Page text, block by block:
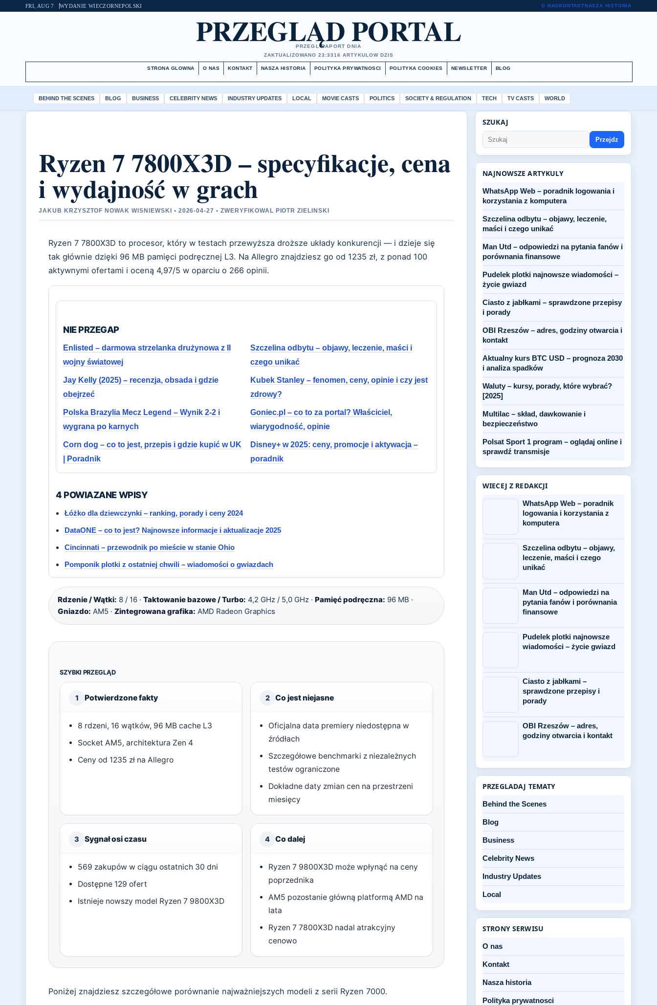
FRI, AUG 7 WYDANIE WIECZORNEPOLSKI O NASKONTAKTNASZA HISTORIA
PRZEGLĄD PORTAL
PRZEGL RAPORT DNIA
ZAKTUALIZOWANO 23:3316 ARTYKULOW DZIS
STRONA GLOWNA O NAS KONTAKT NASZA HISTORIA POLITYKA PRYWATNOSCI POLITYKA COOKIES NEWSLETTER BLOG
BEHIND THE SCENES BLOG BUSINESS CELEBRITY NEWS INDUSTRY UPDATES LOCAL MOVIE CASTS POLITICS SOCIETY & REGULATION TECH TV CASTS WORLD
Ryzen 7 7800X3D – specyfikacje, cena
i wydajność w grach
JAKUB KRZYSZTOF NOWAK WISNIEWSKI • 2026-04-27 • ZWERYFIKOWAL PIOTR ZIELINSKI
Ryzen 7 7800X3D to procesor, który w testach przewyższa droższe układy konkurencji — i dzieje się
tak głównie dzięki 96 MB pamięci podręcznej L3. Na Allegro znajdziesz go od 1235 zł, z ponad 100
aktywnymi ofertami i oceną 4,97/5 w oparciu o 266 opinii.
NIE PRZEGAP
Enlisted – darmowa strzelanka drużynowa z II
wojny światowej
Szczelina odbytu – objawy, leczenie, maści i
czego unikać
Jay Kelly (2025) – recenzja, obsada i gdzie
obejrzeć
Kubek Stanley – fenomen, ceny, opinie i czy jest
zdrowy?
Polska Brazylia Mecz Legend – Wynik 2-2 i
wygrana po karnych
Goniec.pl – co to za portal? Właściciel,
wiarygodność, opinie
Corn dog – co to jest, przepis i gdzie kupić w UK
| Poradnik
Disney+ w 2025: ceny, promocje i aktywacja –
poradnik
4 POWIAZANE WPISY
Łóżko dla dziewczynki – ranking, porady i ceny 2024
DataONE – co to jest? Najnowsze informacje i aktualizacje 2025
Cincinnati – przewodnik po mieście w stanie Ohio
Pomponik plotki z ostatniej chwili – wiadomości o gwiazdach
Rdzenie / Wątki: 8 / 16 · Taktowanie bazowe / Turbo: 4,2 GHz / 5,0 GHz · Pamięć podręczna: 96 MB ·
Gniazdo: AM5 · Zintegrowana grafika: AMD Radeon Graphics
SZYBKI PRZEGLĄD
1 Potwierdzone fakty
8 rdzeni, 16 wątków, 96 MB cache L3
Socket AM5, architektura Zen 4
Ceny od 1235 zł na Allegro
2 Co jest niejasne
Oficjalna data premiery niedostępna w
źródłach
Szczegółowe benchmarki z niezależnych
testów ograniczone
Dokładne daty zmian cen na przestrzeni
miesięcy
3 Sygnał osi czasu
569 zakupów w ciągu ostatnich 30 dni
Dostępne 129 ofert
Istnieje nowszy model Ryzen 7 9800X3D
4 Co dalej
Ryzen 7 9800X3D może wpłynąć na ceny
poprzednika
AM5 pozostanie główną platformą AMD na
lata
Ryzen 7 7800X3D nadal atrakcyjny
cenowo
Poniżej znajdziesz szczegółowe porównanie najważniejszych modeli z serii Ryzen 7000.
SZUKAJ
Przejdz
NAJNOWSZE ARTYKULY
WhatsApp Web – poradnik logowania i
korzystania z komputera
Szczelina odbytu – objawy, leczenie,
maści i czego unikać
Man Utd – odpowiedzi na pytania fanów i
porównania finansowe
Pudelek plotki najnowsze wiadomości –
życie gwiazd
Ciasto z jabłkami – sprawdzone przepisy
i porady
OBI Rzeszów – adres, godziny otwarcia i
kontakt
Aktualny kurs BTC USD – prognoza 2030
i analiza spadków
Waluty – kursy, porady, które wybrać?
[2025]
Multilac – skład, dawkowanie i
bezpieczeństwo
Polsat Sport 1 program – oglądaj online i
sprawdź transmisje
WIECEJ Z REDAKCJI
WhatsApp Web – poradnik
logowania i korzystania z
komputera
Szczelina odbytu – objawy,
leczenie, maści i czego
unikać
Man Utd – odpowiedzi na
pytania fanów i porównania
finansowe
Pudelek plotki najnowsze
wiadomości – życie gwiazd
Ciasto z jabłkami –
sprawdzone przepisy i
porady
OBI Rzeszów – adres,
godziny otwarcia i kontakt
PRZEGLADAJ TEMATY
Behind the Scenes
Blog
Business
Celebrity News
Industry Updates
Local
STRONY SERWISU
O nas
Kontakt
Nasza historia
Polityka prywatnosci